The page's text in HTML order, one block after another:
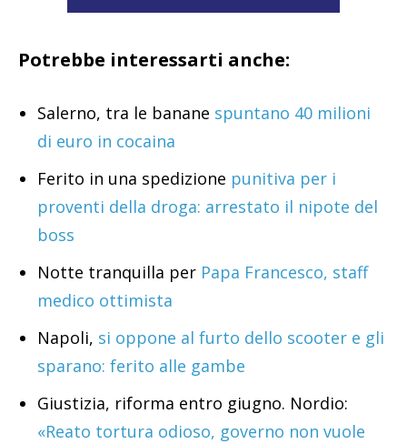
Potrebbe interessarti anche:
Salerno, tra le banane spuntano 40 milioni
di euro in cocaina
Ferito in una spedizione punitiva per i
proventi della droga: arrestato il nipote del
boss
Notte tranquilla per Papa Francesco, staff
medico ottimista
Napoli, si oppone al furto dello scooter e gli
sparano: ferito alle gambe
Giustizia, riforma entro giugno. Nordio:
«Reato tortura odioso, governo non vuole